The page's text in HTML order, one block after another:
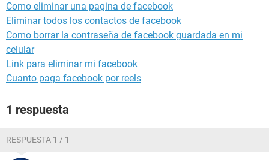
Como eliminar una pagina de facebook
Eliminar todos los contactos de facebook
Como borrar la contraseña de facebook guardada en mi
celular
Link para eliminar mi facebook
Cuanto paga facebook por reels
1 respuesta
RESPUESTA 1 / 1